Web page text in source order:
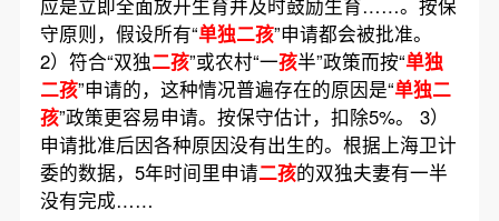
应是立即全面放开生育并及时鼓励生育……。按保
守原则，假设所有“单独二孩”申请都会被批准。
2）符合“双独二孩”或农村“一孩半”政策而按“单独
二孩”申请的，这种情况普遍存在的原因是“单独二
孩”政策更容易申请。按保守估计，扣除5%。 3）
申请批准后因各种原因没有出生的。根据上海卫计
委的数据，5年时间里申请二孩的双独夫妻有一半
没有完成……